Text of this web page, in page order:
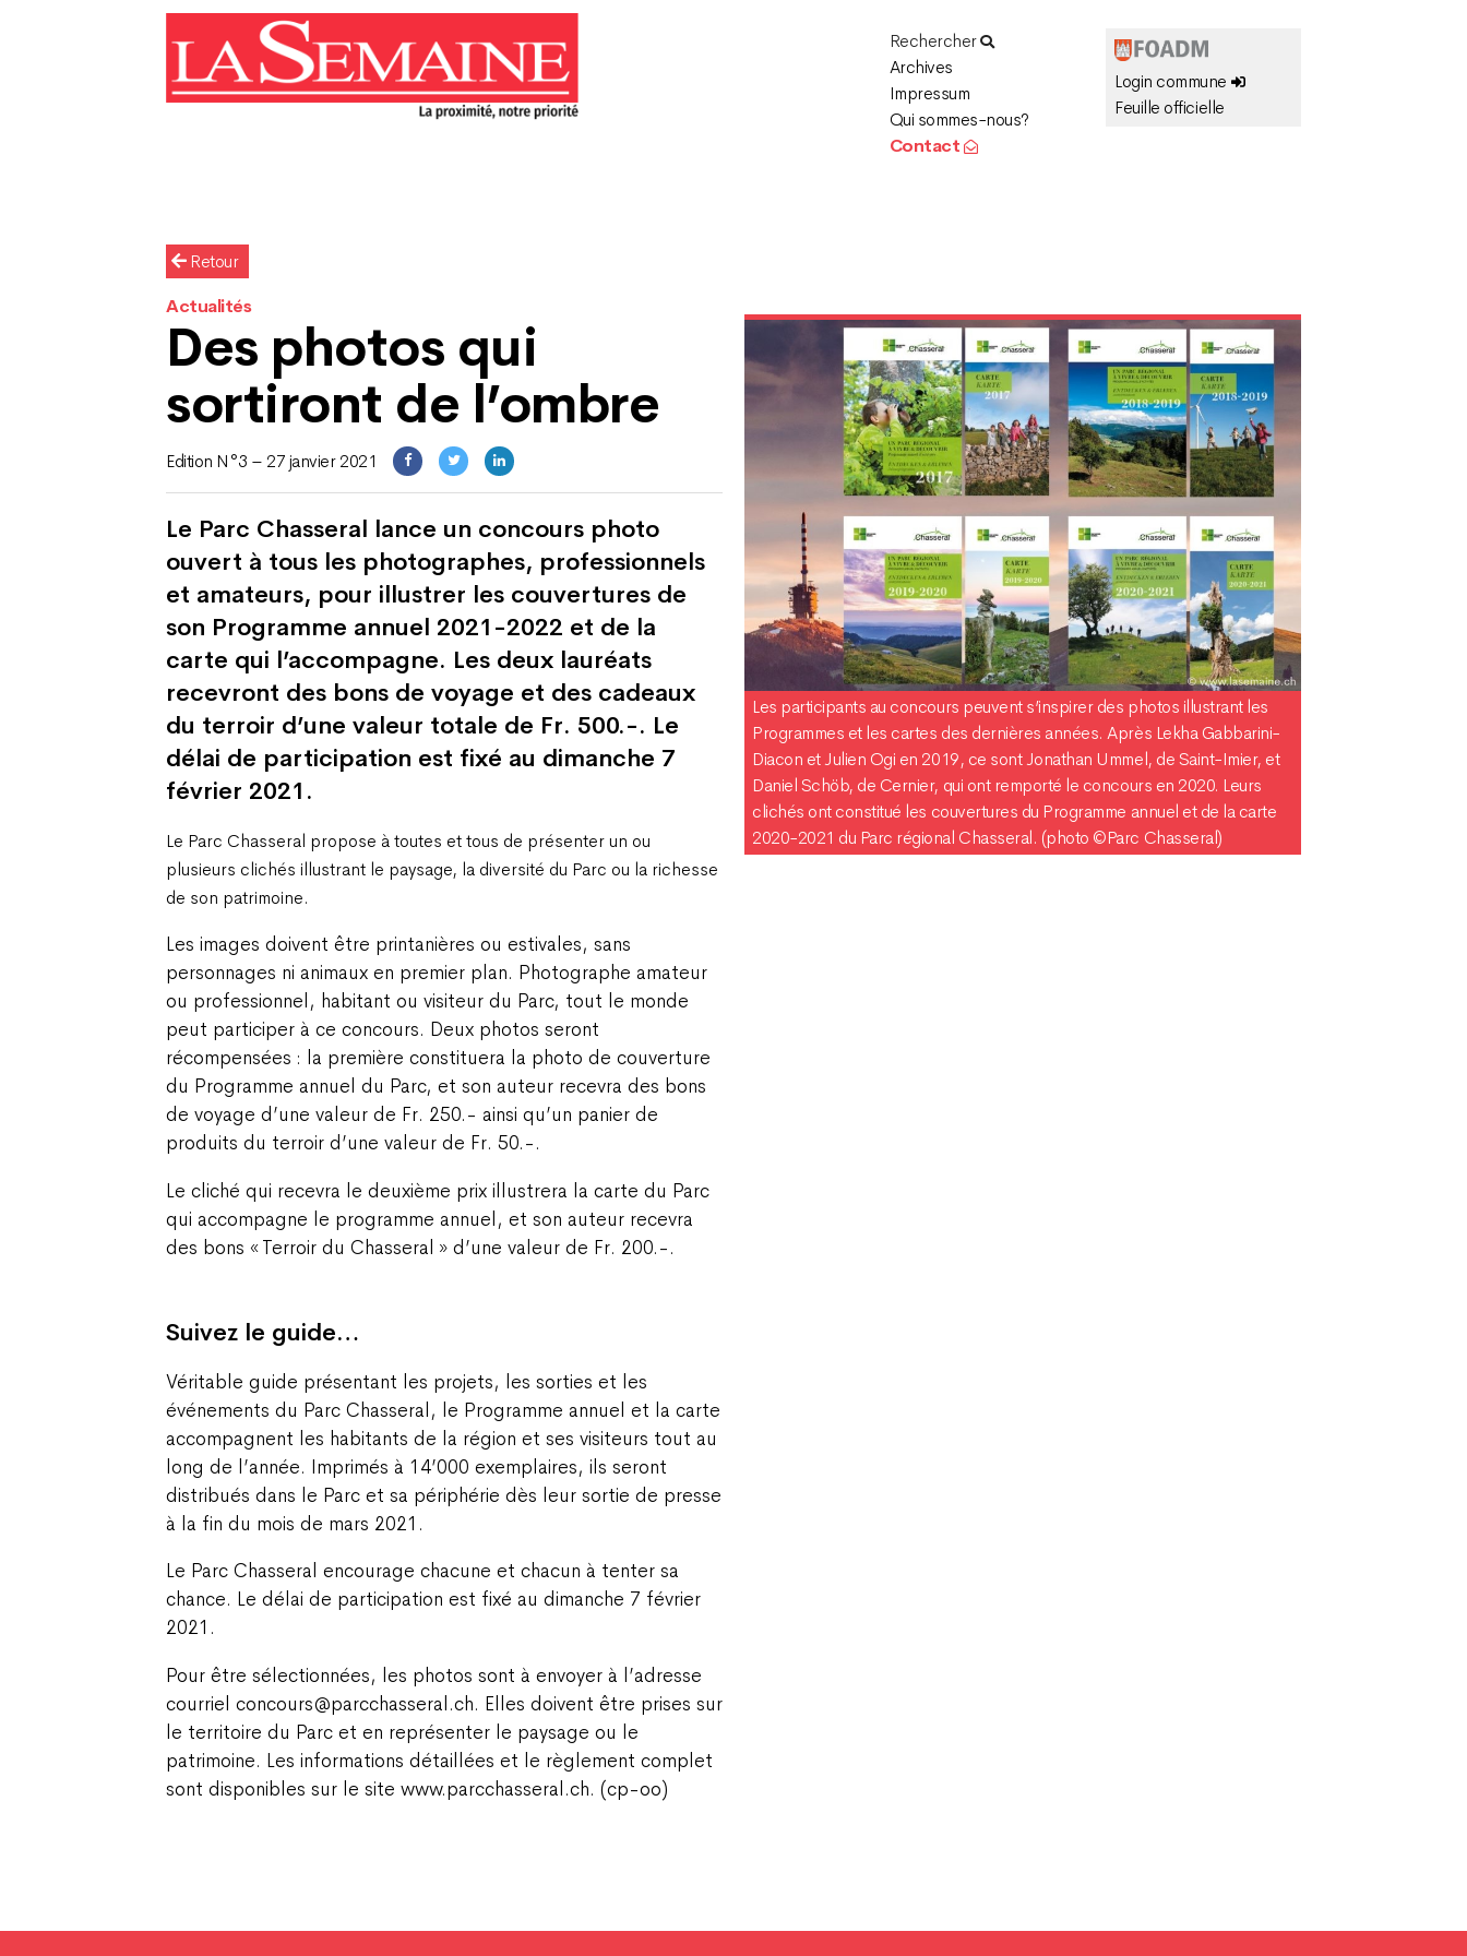
Rechercher
Archives
Impressum
Qui sommes-nous?
Contact
Login commune
Feuille officielle
Retour
Actualités
Des photos qui
sortiront de l’ombre
Edition N°3 – 27 janvier 2021
Le Parc Chasseral lance un concours photo
ouvert à tous les photographes, professionnels
et amateurs, pour illustrer les couvertures de
son Programme annuel 2021-2022 et de la
carte qui l’accompagne. Les deux lauréats
recevront des bons de voyage et des cadeaux
du terroir d’une valeur totale de Fr. 500.-. Le
délai de participation est fixé au dimanche 7
février 2021.
Le Parc Chasseral propose à toutes et tous de présenter un ou
plusieurs clichés illustrant le paysage, la diversité du Parc ou la richesse
de son patrimoine.
Les images doivent être printanières ou estivales, sans
personnages ni animaux en premier plan. Photographe amateur
ou professionnel, habitant ou visiteur du Parc, tout le monde
peut participer à ce concours. Deux photos seront
récompensées : la première constituera la photo de couverture
du Programme annuel du Parc, et son auteur recevra des bons
de voyage d’une valeur de Fr. 250.- ainsi qu’un panier de
produits du terroir d’une valeur de Fr. 50.-.
Le cliché qui recevra le deuxième prix illustrera la carte du Parc
qui accompagne le programme annuel, et son auteur recevra
des bons « Terroir du Chasseral » d’une valeur de Fr. 200.-.
Suivez le guide…
Véritable guide présentant les projets, les sorties et les
événements du Parc Chasseral, le Programme annuel et la carte
accompagnent les habitants de la région et ses visiteurs tout au
long de l’année. Imprimés à 14’000 exemplaires, ils seront
distribués dans le Parc et sa périphérie dès leur sortie de presse
à la fin du mois de mars 2021.
Le Parc Chasseral encourage chacune et chacun à tenter sa
chance. Le délai de participation est fixé au dimanche 7 février
2021.
Pour être sélectionnées, les photos sont à envoyer à l’adresse
courriel concours@parcchasseral.ch. Elles doivent être prises sur
le territoire du Parc et en représenter le paysage ou le
patrimoine. Les informations détaillées et le règlement complet
sont disponibles sur le site www.parcchasseral.ch. (cp-oo)
Les participants au concours peuvent s’inspirer des photos illustrant les
Programmes et les cartes des dernières années. Après Lekha Gabbarini-
Diacon et Julien Ogi en 2019, ce sont Jonathan Ummel, de Saint-Imier, et
Daniel Schöb, de Cernier, qui ont remporté le concours en 2020. Leurs
clichés ont constitué les couvertures du Programme annuel et de la carte
2020-2021 du Parc régional Chasseral. (photo ©Parc Chasseral)